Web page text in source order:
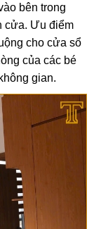
bên trong
cửa. Ưu điểm
cho cửa sổ
của các bé
gian.